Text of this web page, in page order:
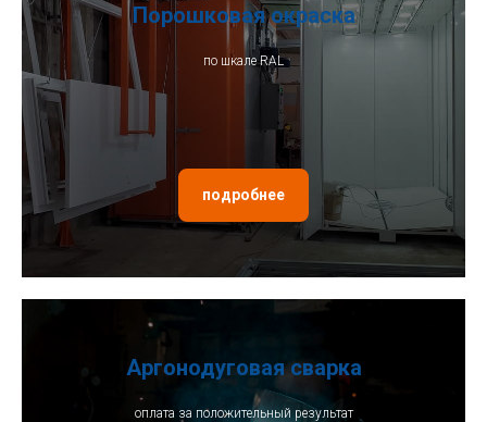
Порошковая окраска
по шкале RAL
подробнее
Аргонодуговая сварка
оплата за положительный результат